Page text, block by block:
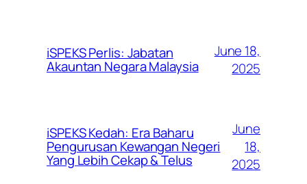
iSPEKS Perlis: Jabatan
Akauntan Negara Malaysia
June 18,
2025
iSPEKS Kedah: Era Baharu
Pengurusan Kewangan Negeri
Yang Lebih Cekap & Telus
June
18,
2025